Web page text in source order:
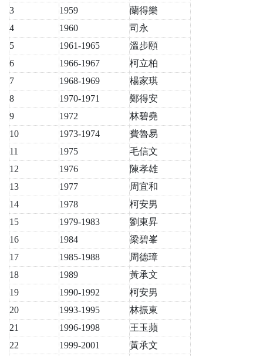
3
1959
蘭得樂
4
1960
司永
5
1961-1965
溫步頤
6
1966-1967
柯立柏
7
1968-1969
楊家琪
8
1970-1971
鄭得安
9
1972
林碧堯
10
1973-1974
費魯易
11
1975
毛信文
12
1976
陳孝雄
13
1977
周宜和
14
1978
柯安男
15
1979-1983
劉東昇
16
1984
梁碧峯
17
1985-1988
周德璋
18
1989
黃承文
19
1990-1992
柯安男
20
1993-1995
林振東
21
1996-1998
王玉蘋
22
1999-2001
黃承文